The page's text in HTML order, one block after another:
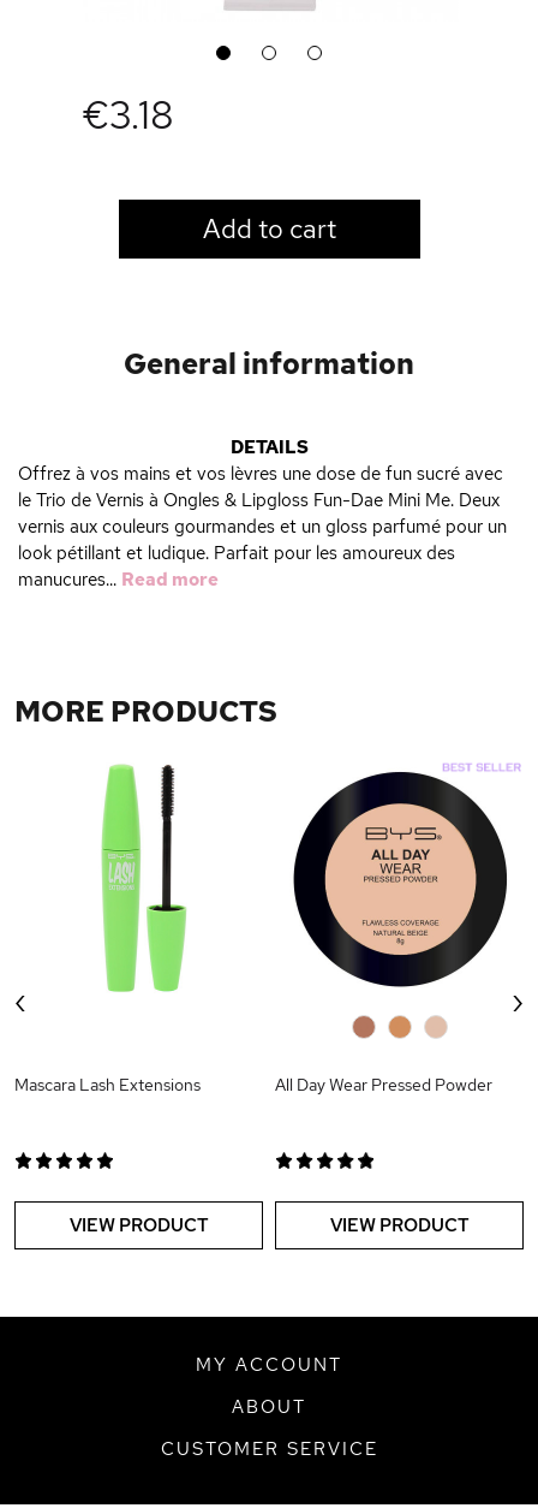
1 2 3
€3.18
Add to cart
General information
DETAILS
Offrez à vos mains et vos lèvres une dose de fun sucré avec
le Trio de Vernis à Ongles & Lipgloss Fun-Dae Mini Me. Deux
vernis aux couleurs gourmandes et un gloss parfumé pour un
look pétillant et ludique. Parfait pour les amoureux des
manucures... Read more
MORE PRODUCTS
Mascara Lash Extensions
VIEW PRODUCT
All Day Wear Pressed Powder
VIEW PRODUCT
‹ ›
MY ACCOUNT
ABOUT
CUSTOMER SERVICE